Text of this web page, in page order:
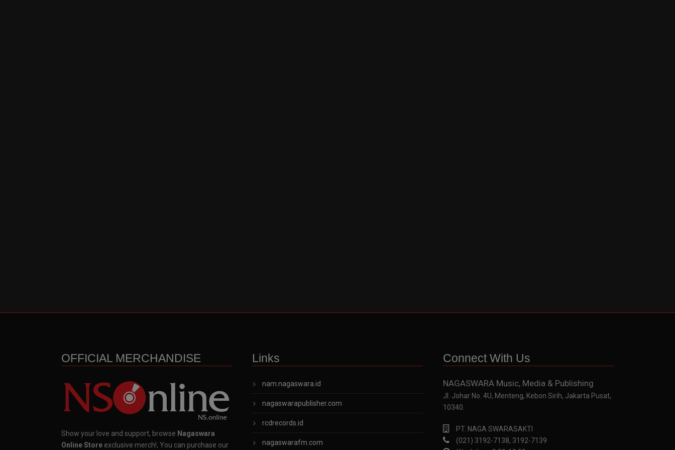
OFFICIAL MERCHANDISE
Show your love and support, browse Nagaswara
Online Store exclusive merch!, You can purchase our
Links
nam.nagaswara.id
nagaswarapublisher.com
rcdrecords.id
nagaswarafm.com
Connect With Us
NAGASWARA Music, Media & Publishing
Jl. Johar No. 4U, Menteng, Kebon Sirih, Jakarta Pusat,
10340.
PT. NAGA SWARASAKTI
(021) 3192-7138, 3192-7139